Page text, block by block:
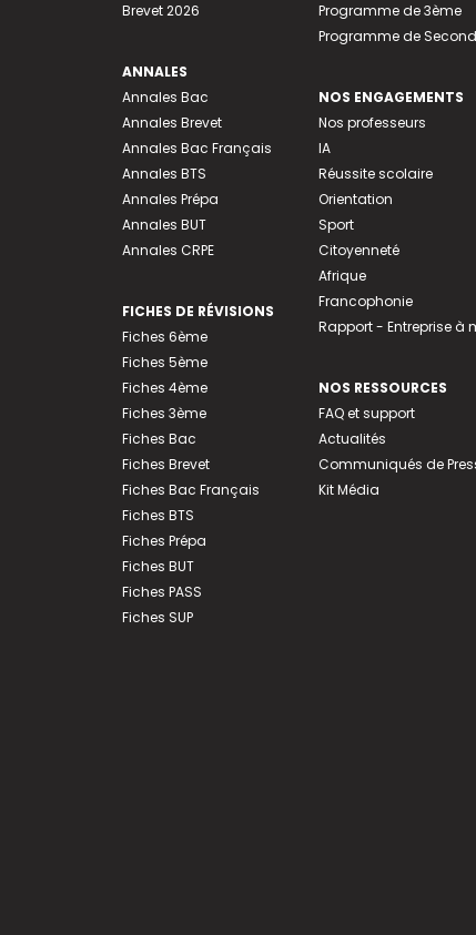
Brevet 2026
ANNALES
Annales Bac
Annales Brevet
Annales Bac Français
Annales BTS
Annales Prépa
Annales BUT
Annales CRPE
FICHES DE RÉVISIONS
Fiches 6ème
Fiches 5ème
Fiches 4ème
Fiches 3ème
Fiches Bac
Fiches Brevet
Fiches Bac Français
Fiches BTS
Fiches Prépa
Fiches BUT
Fiches PASS
Fiches SUP
Programme de 3ème
Programme de
NOS ENGAGEMENTS
Nos professeurs
IA
Réussite scolaire
Orientation
Sport
Citoyenneté
Afrique
Francophonie
Rapport - Entreprise à
NOS RESSOURCES
FAQ et support
Actualités
Communiqués de
Kit Média